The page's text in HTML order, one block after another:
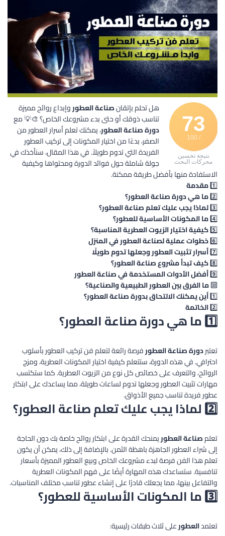
73
/ 100
نتيجة تحسين
محركات البحث
هل تحلم بإتقانصناعة العطوروإبداع روائح مميزة
تناسب ذوقك أو حتى بدء مشروعك الخاص؟ 🎨💡 مع
دورة صناعة العطور، يمكنك تعلم أسرار العطور من
الصفر، بدءًا من اختيار المكونات إلى تركيب العطور
الفريدة التي تدوم طويلاً. في هذا المقال، سنأخذك في
جولة شاملة حول فوائد الدورة ومحتواها وكيفية
الاستفادة منها بأفضل طريقة ممكنة.
1️⃣مقدمة
2️⃣ما هي دورة صناعة العطور؟
3️⃣لماذا يجب عليك تعلم صناعة العطور؟
4️⃣ما المكونات الأساسية للعطور؟
5️⃣كيفية اختيار الزيوت العطرية المناسبة؟
6️⃣خطوات عملية لصناعة العطور في المنزل
7️⃣أسرار تثبيت العطور وجعلها تدوم طويلًا
8️⃣كيف تبدأ مشروع صناعة العطور؟
9️⃣أفضل الأدوات المستخدمة في صناعة العطور
🔟ما الفرق بين العطور الطبيعية والصناعية؟
1️⃣أين يمكنك الالتحاق بدورة صناعة العطور؟
2️⃣الخاتمة
1️⃣ ما هي دورة صناعة العطور؟
تعتبردورة صناعة العطورفرصة رائعة لتعلم فن تركيب العطور بأسلوب
احترافي. في هذه الدورة، ستتعلم كيفية اختيار المكونات العطرية، ومزج
الروائح، والتعرف على خصائص كل نوع من الزيوت العطرية. كما ستكتسب
مهارات تثبيت العطور وجعلها تدوم لساعات طويلة، مما يساعدك على ابتكار
عطور فريدة تناسب جميع الأذواق.
2️⃣ لماذا يجب عليك تعلم صناعة العطور؟
تعلمصناعة العطوريمنحك القدرة على ابتكار روائح خاصة بك دون الحاجة
إلى شراء العطور الجاهزة باهظة الثمن. بالإضافة إلى ذلك، يمكن أن يكون
تعلم هذا الفن فرصة لبدء مشروعك الخاص وبيع العطور المميزة بأسعار
تنافسية. ستساعدك هذه المهارة أيضًا على فهم المكونات العطرية
والتفاعل بينها، مما يجعلك قادرًا على إنشاء عطور تناسب مختلف المناسبات.
3️⃣ ما المكونات الأساسية للعطور؟
تعتمدالعطورعلى ثلاث طبقات رئيسية: